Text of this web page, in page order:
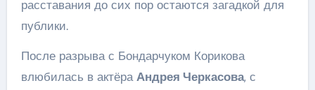
расставания до сих пор остаются загадкой для
публики.
После разрыва с Бондарчуком Корикова
влюбилась в актёраАндрея Черкасова, с